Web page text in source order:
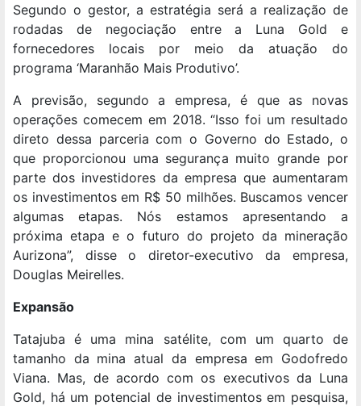
Segundo o gestor, a estratégia será a realização de
rodadas de negociação entre a Luna Gold e
fornecedores locais por meio da atuação do
programa ‘Maranhão Mais Produtivo’.
A previsão, segundo a empresa, é que as novas
operações comecem em 2018. “Isso foi um resultado
direto dessa parceria com o Governo do Estado, o
que proporcionou uma segurança muito grande por
parte dos investidores da empresa que aumentaram
os investimentos em R$ 50 milhões. Buscamos vencer
algumas etapas. Nós estamos apresentando a
próxima etapa e o futuro do projeto da mineração
Aurizona”, disse o diretor-executivo da empresa,
Douglas Meirelles.
Expansão
Tatajuba é uma mina satélite, com um quarto de
tamanho da mina atual da empresa em Godofredo
Viana. Mas, de acordo com os executivos da Luna
Gold, há um potencial de investimentos em pesquisa,